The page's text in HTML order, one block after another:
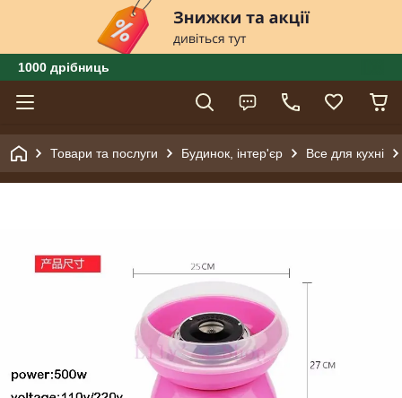
1000 дрібниць
Товари та послуги Будинок, інтер'єр Все для кухні